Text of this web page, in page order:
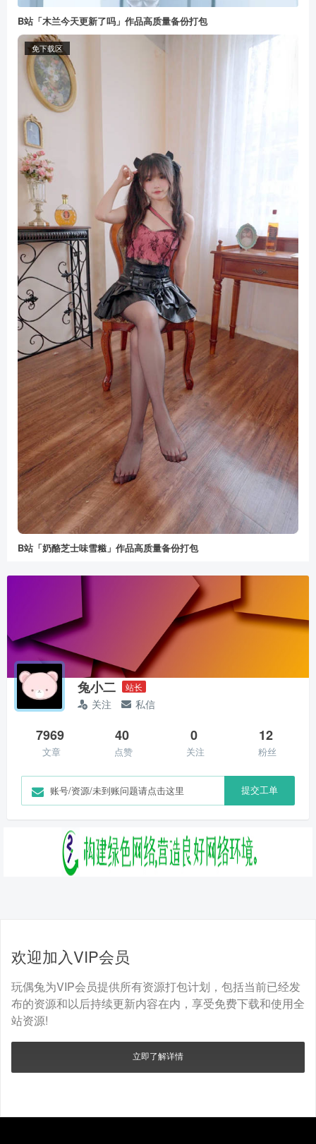
B站「木兰今天更新了吗」作品高质量备份打包
免下载区
B站「奶酪芝士味雪糍」作品高质量备份打包
兔小二 站长
关注 私信
7969
文章
40
点赞
0
关注
12
粉丝
账号/资源/未到账问题请点击这里 提交工单
欢迎加入VIP会员
玩偶兔为VIP会员提供所有资源打包计划，包括当前已经发
布的资源和以后持续更新内容在内，享受免费下载和使用全
站资源!
立即了解详情